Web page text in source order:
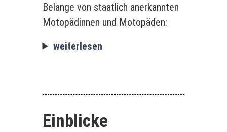
Belange von staatlich anerkannten
Motopädinnen und Motopäden:
weiterlesen
Einblicke